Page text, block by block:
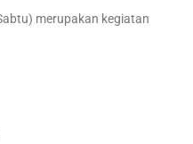
merupakan kegiatan